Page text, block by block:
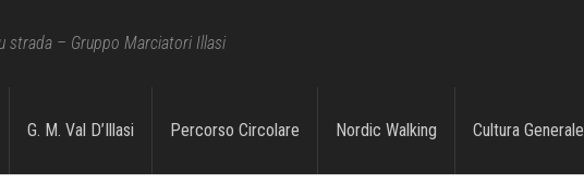
strada – Gruppo Marciatori Illasi
G. M. Val D’Illasi Percorso Circolare Nordic Walking Cultura Generale
2023